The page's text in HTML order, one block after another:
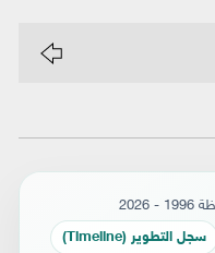
سجل التطوير (Timeline)